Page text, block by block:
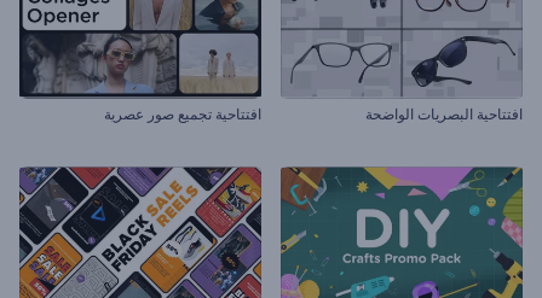
افتتاحية البصريات الواضحة افتتاحية تجميع صور عصرية